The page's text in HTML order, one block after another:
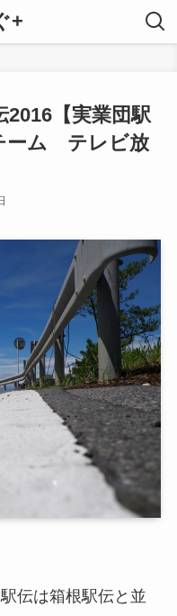
+
2016【実業団駅
ーム テレビ放
伝は箱根駅伝と並